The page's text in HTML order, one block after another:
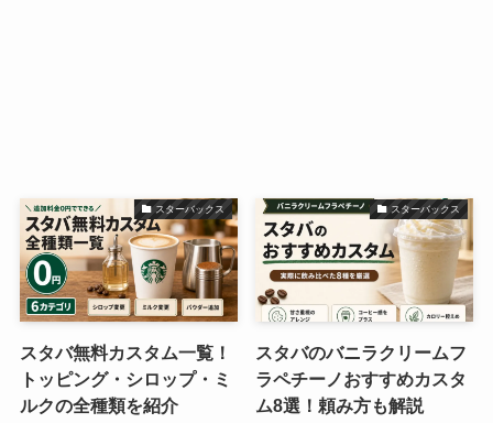
スターバックス
スタバ無料カスタム一覧！
トッピング・シロップ・ミ
ルクの全種類を紹介
スターバックス
スタバのバニラクリームフ
ラペチーノおすすめカスタ
ム8選！頼み方も解説